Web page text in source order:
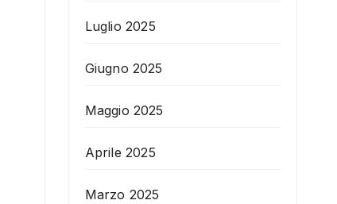
Luglio 2025
Giugno 2025
Maggio 2025
Aprile 2025
Marzo 2025